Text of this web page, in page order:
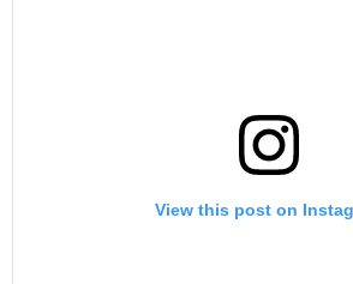
View this post on